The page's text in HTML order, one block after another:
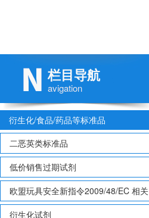
栏目导航
avigation
衍生化/食品/药品等标准品
二恶英类标准品
低价销售过期试剂
欧盟玩具安全新指令2009/48/EC 相关
致敏性香味剂标准品
衍生化试剂